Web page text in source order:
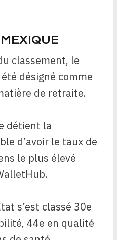
classement, le
désigné comme
de retraite.
détient la
d’avoir le taux de
le plus élevé
s’est classé 30e
44e en qualité